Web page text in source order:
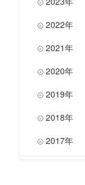

 2022年
 2021年
 2020年
 2019年
 2018年
 2017年